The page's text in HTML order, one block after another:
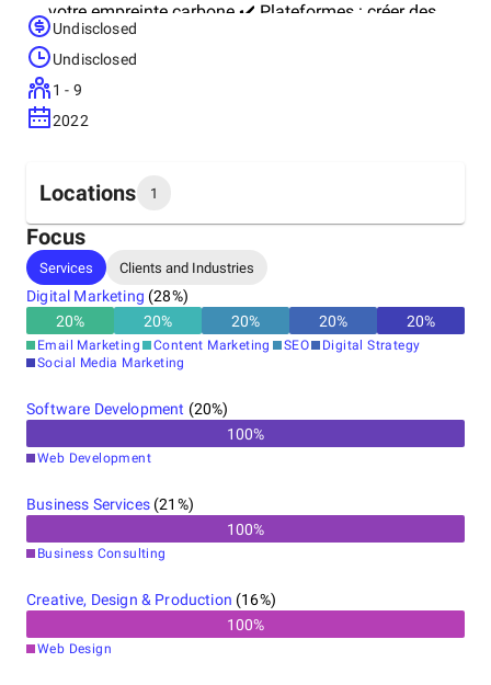
votre empreinte carbone ✔️ Plateformes : créer des
sites web, des boutiques en ligne et des applications
efficaces et solides grâce à l'éco-conception ✔️
Marketing digital : béficier d'une communication plus
durable et d'un meilleur taux de transformation Pour
résumer : ▶ 20 ans d'expérience dans les
commerce et applications éco-conçues ▶ Des
et plus durable
Undisclosed
Undisclosed
1 - 9
2022
Locations 1
Headquarters
Belgium
Focus
Services Clients and Industries
Digital Marketing (28%)
20% 20% 20% 20% 20%
Email Marketing Content Marketing SEO
Digital Strategy
Social Media Marketing
Software Development (20%)
100%
Web Development
Business Services(21 %)
100%
Business Consulting
Creative, Design & Production (16%)
100%
Web Design